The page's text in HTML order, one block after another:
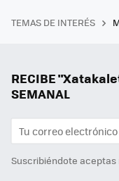
TEMAS DE INTERÉS
RECIBE
SEMANAL
Suscribiéndote aceptas